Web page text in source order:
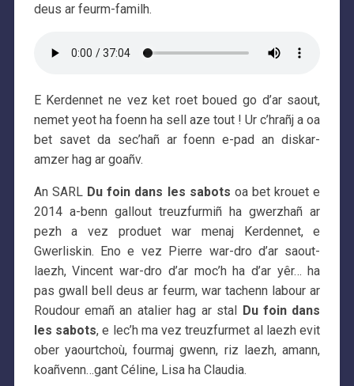
deus ar feurm-familh.
E Kerdennet ne vez ket roet boued go d’ar saout,
nemet yeot ha foenn ha sell aze tout ! Ur c’hrañj a oa
bet savet da sec’hañ ar foenn e-pad an diskar-
amzer hag ar goañv.
An SARL Du foin dans les sabots oa bet krouet e
2014 a-benn gallout treuzfurmiñ ha gwerzhañ ar
pezh a vez produet war menaj Kerdennet, e
Gwerliskin. Eno e vez Pierre war-dro d’ar saout-
laezh, Vincent war-dro d’ar moc’h ha d’ar yêr… ha
pas gwall bell deus ar feurm, war tachenn labour ar
Roudour emañ an atalier hag ar stal Du foin dans
les sabots, e lec’h ma vez treuzfurmet al laezh evit
ober yaourtchoù, fourmaj gwenn, riz laezh, amann,
koañvenn…gant Céline, Lisa ha Claudia.